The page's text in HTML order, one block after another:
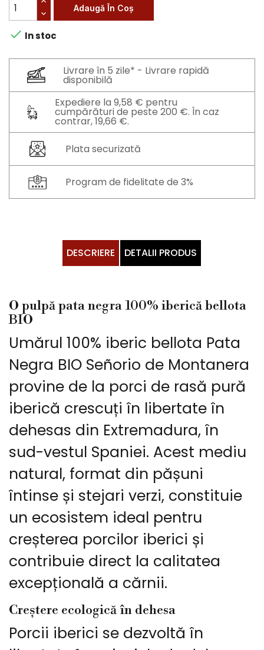
Adaugă În Coș
 In stoc
Livrare în 5 zile* - Livrare rapidă
disponibilă
Expediere la 9,58 € pentru
cumpărături de peste 200 €. În caz
contrar, 19,66 €.
Plata securizată
Program de fidelitate de 3%
DESCRIERE DETALII PRODUS
O pulpă pata negra 100% iberică bellota
BIO
Umărul 100% iberic bellota Pata
Negra BIO Señorio de Montanera
provine de la porci de rasă pură
iberică crescuți în libertate în
dehesas din Extremadura, în
sud-vestul Spaniei. Acest mediu
natural, format din pășuni
întinse și stejari verzi, constituie
un ecosistem ideal pentru
creșterea porcilor iberici și
contribuie direct la calitatea
excepțională a cărnii.
Creștere ecologică în dehesa
Porcii iberici se dezvoltă în